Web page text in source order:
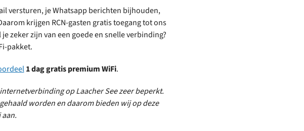
versturen, je Whatsapp berichten bijhouden,
krijgen RCN-gasten gratis toegang tot ons
zeker zijn van een goede en snelle verbinding?
pakket.
1 dag gratis premium WiFi.
opLaacher Seezeer beperkt.
worden en daarom bieden wij op deze